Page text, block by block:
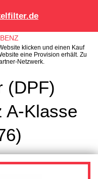
klicken und einen Kauf
eine Provision erhält. Zu
Netzwerk.
(DPF)
A-Klasse